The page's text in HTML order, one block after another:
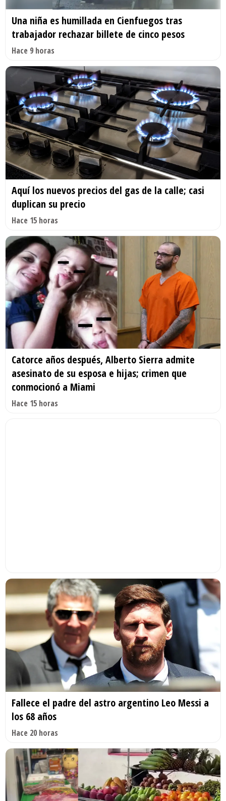
Una niña es humillada en Cienfuegos tras
trabajador rechazar billete de cinco pesos
Hace 9 horas
Aquí los nuevos precios del gas de la calle; casi
duplican su precio
Hace 15 horas
Catorce años después, Alberto Sierra admite
asesinato de su esposa e hijas; crimen que
conmocionó a Miami
Hace 15 horas
Fallece el padre del astro argentino Leo Messi a
los 68 años
Hace 20 horas